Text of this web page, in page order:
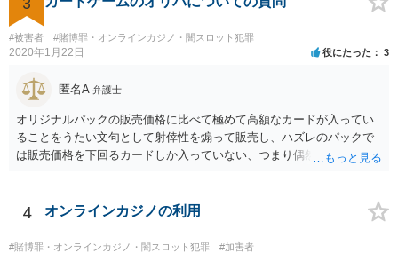
#被害者 #賭博罪・オンラインカジノ・闇スロット犯罪
2020年1月22日 役にたった 3
匿名A 弁護士
オリジナルパックの販売価格に比べて極めて高額なカードが入ってい
ることをうたい文句として射倖性を煽って販売し、ハズレのパックで
は販売価格を下回るカードしか入っていない、つまり偶然によってあ
能性はあると考えられます。警察が見過ごせない規模になった途端に
販売元を摘発、ということもあり得るでしょう。他方で、数回買って
見た程度の買主は（よほど大量に購入し、売主とつるんで話題作りを
しているユーチューバーなどを除けば）摘発はされないと思われま
4 オンラインカジノの利用
#賭博罪・オンラインカジノ・闇スロット犯罪 #加害者